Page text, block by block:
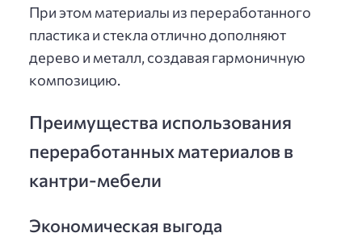
При этом материалы из переработанного
пластика и стекла отлично дополняют
дерево и металл, создавая гармоничную
композицию.
Преимущества использования
переработанных материалов в
кантри-мебели
Экономическая выгода